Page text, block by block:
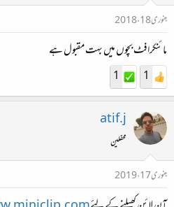
جنوری 18، 2018
مائنکرافٹ بچوں میں بہت مقبول ہے
1
1
atif.j
محفلین
جنوری 17، 2019